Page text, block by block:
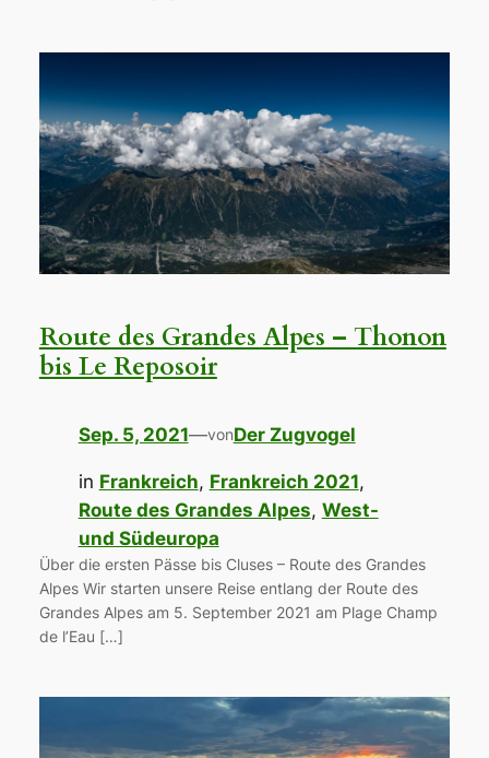
Route des Grandes Alpes – Thonon
bis Le Reposoir
Sep. 5, 2021—vonDer Zugvogel
in Frankreich, Frankreich 2021
Route des Grandes Alpes, West-
und Südeuropa
Über die ersten Pässe bis Cluses – Route des Grandes
Alpes Wir starten unsere Reise entlang der Route des
Grandes Alpes am 5. September 2021 am Plage Champ
de l’Eau […]